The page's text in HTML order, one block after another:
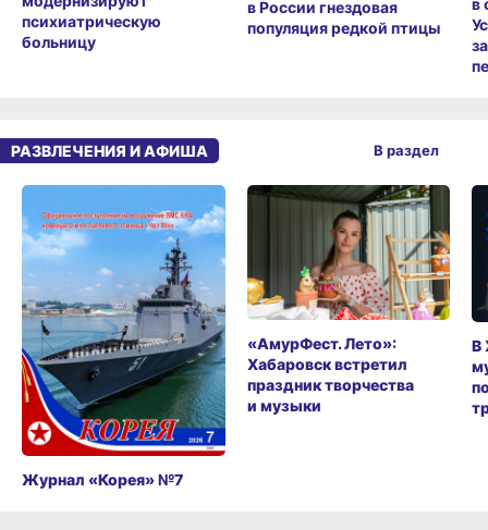
психиатрическую
больницу
в России гнездовая
популяция редкой птицы
РАЗВЛЕЧЕНИЯ И АФИША
Журнал «Корея» №7
«АмурФест. Лето»:
Хабаровск встретил
праздник творчества
и музыки
В
В раздел